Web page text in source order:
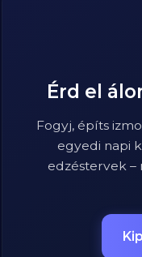
Érd el
Fogyj, építs
egyedi napi
edzéstervek –